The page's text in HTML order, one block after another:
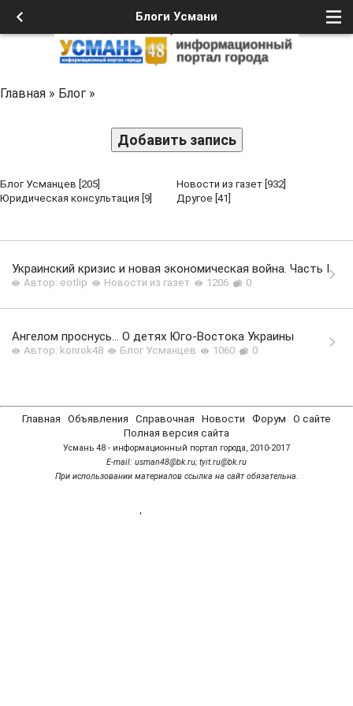
Блоги Усмани
Главная » Блог »
Добавить запись
Блог Усманцев [205] Новости из газет [932]
Юридическая консультация [9] Другое [41]
Украинский кризис и новая экономическая война. Часть I
Автор: eotlip Новости из газет 1206 0
Ангелом проснусь... О детях Юго-Востока Украины
Автор: konrok48 Блог Усманцев 1060 0
Главная Объявления Справочная Новости Форум
О сайте
Полная версия сайта
Усмань 48 - информационный портал города, 2010-2017
Е-mail: usman48@bk.ru; tyit.ru@bk.ru
При использовании материалов ссылка на сайт обязательна.
'